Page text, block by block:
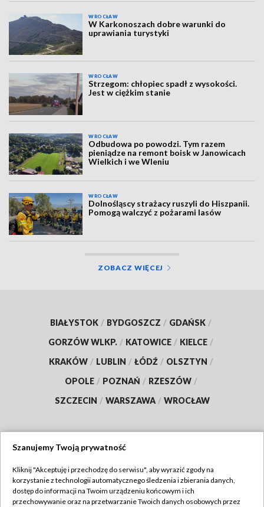
WROCŁAW
W Karkonoszach dobre warunki do
uprawiania turystyki
WROCŁAW
Strzegom: chłopiec spadł z wysokości.
Jest w ciężkim stanie
WROCŁAW
Odbudowa po powodzi. Tym razem
pieniądze na remont boisk w Janowicach
Wielkich i we Wleniu
WROCŁAW
Dolnośląscy strażacy ruszyli do Hiszpanii.
Pomogą walczyć z pożarami lasów
ZOBACZ WIĘCEJ
BIAŁYSTOK / BYDGOSZCZ / GDAŃSK /
GORZÓW WLKP. / KATOWICE / KIELCE /
KRAKÓW / LUBLIN / ŁÓDŹ / OLSZTYN /
OPOLE / POZNAŃ / RZESZÓW /
SZCZECIN / WARSZAWA / WROCŁAW
TVP
Abonament TVP
Szanujemy Twoją prywatność
Kliknij "Akceptuję i przechodzę do serwisu", aby wyrazić zgody na
korzystanie z technologii automatycznego śledzenia i zbierania danych,
dostęp do informacji na Twoim urządzeniu końcowym i ich
przechowywanie oraz na przetwarzanie Twoich danych osobowych przez